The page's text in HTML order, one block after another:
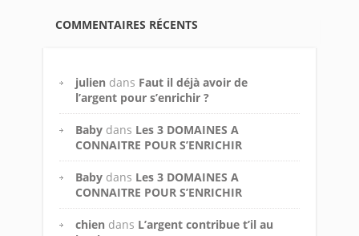
COMMENTAIRES RÉCENTS
julien dans Faut il déjà avoir de
l’argent pour s’enrichir ?
Baby dans Les 3 DOMAINES A
CONNAITRE POUR S’ENRICHIR
Baby dans Les 3 DOMAINES A
CONNAITRE POUR S’ENRICHIR
chien dans L’argent contribue t’il au